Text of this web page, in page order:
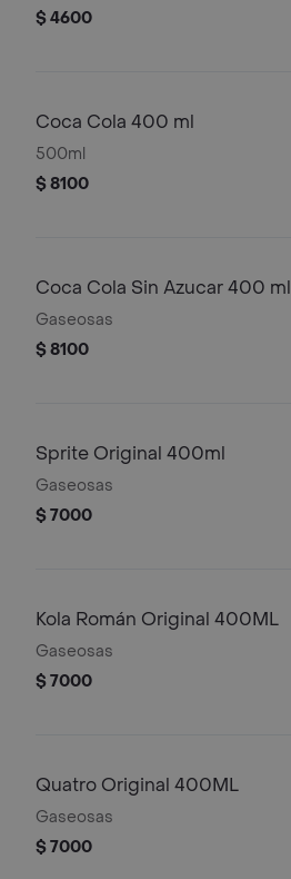
$ 4600
Coca Cola 400 ml
500ml
$ 8100
Coca Cola Sin Azucar 400 ml
Gaseosas
$ 8100
Sprite Original 400ml
Gaseosas
$ 7000
Kola Román Original 400ML
Gaseosas
$ 7000
Quatro Original 400ML
Gaseosas
$ 7000